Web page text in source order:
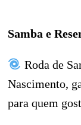
Samba e
Roda de
Nascimento,
para quem